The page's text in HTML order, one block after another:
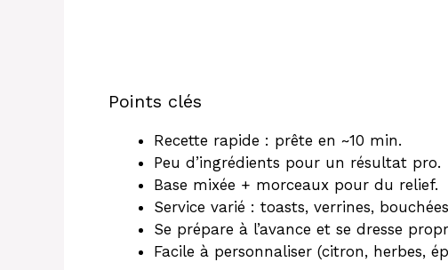
Points clés
Recette rapide : prête en ~10 min.
Peu d’ingrédients pour un résultat pro.
Base mixée + morceaux pour du relief.
Service varié : toasts, verrines,
Se prépare à l’avance et se dresse
Facile à personnaliser (citron, herbes,